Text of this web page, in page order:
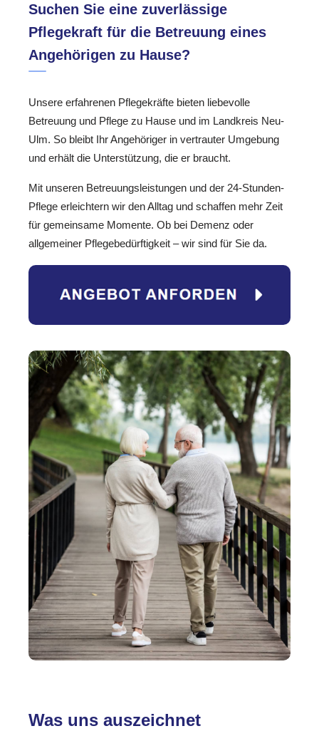
Suchen Sie eine zuverlässige
Pflegekraft für die Betreuung eines
Angehörigen zu Hause?
Unsere erfahrenen Pflegekräfte bieten liebevolle
Betreuung und Pflege zu Hause und im Landkreis Neu-
Ulm. So bleibt Ihr Angehöriger in vertrauter Umgebung
und erhält die Unterstützung, die er braucht.
Mit unseren Betreuungsleistungen und der 24-Stunden-
Pflege erleichtern wir den Alltag und schaffen mehr Zeit
für gemeinsame Momente. Ob bei Demenz oder
allgemeiner Pflegebedürftigkeit – wir sind für Sie da.
Was uns auszeichnet